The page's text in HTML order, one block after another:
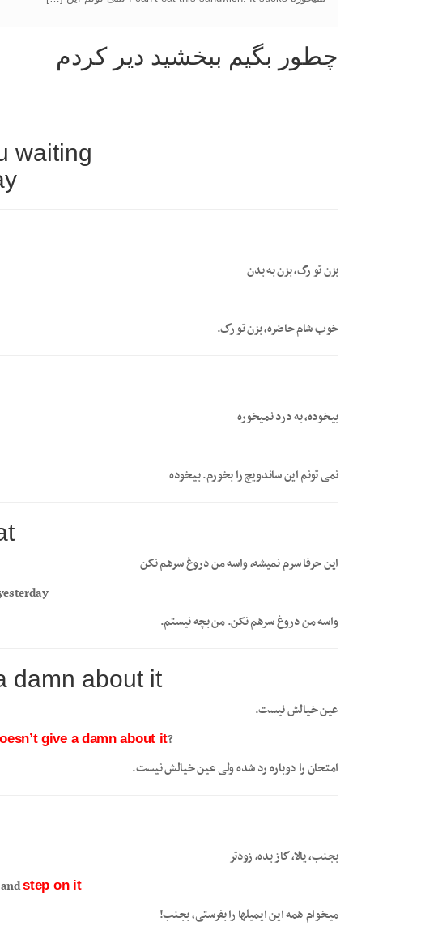
چطور بگیم ببخشید دیر کردم
waiting
بزن تو رگ، بزن به بدن
خوب شام حاضره، بزن تو رگ.
بیخوده، به درد نمیخوره
نمی تونم این ساندویچ را بخورم. بیخوده
این حرفا سرم نمیشه، واسه من دروغ سرهم نکن
واسه من دروغ سرهم نکن. من بچه نیستم.
damn about it
عین خیالش نیست.
?He’s failed the exam again but he
give a damn about it
امتحان را دوباره رد شده ولی عین خیالش نیست.
بجنب، یالا، گاز بده، زودتر
step on it
میخوام همه این ایمیلها را بفرستی، بجنب!